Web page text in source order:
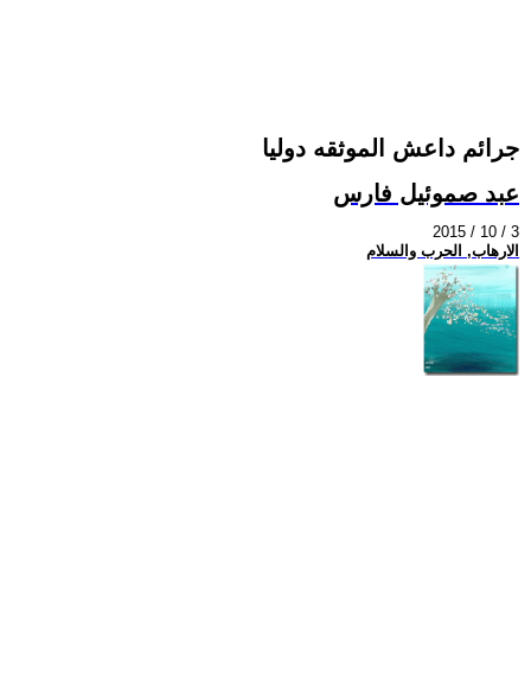
جرائم داعش الموثقه دوليا
عبد صموئيل فارس
2015 / 10 / 3
الارهاب, الحرب والسلام